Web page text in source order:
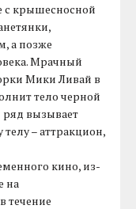
с крышесносной
а позже
Мрачный
Мики Ливай в
тело черной
вызывает
– аттракцион,
кино, из-
на
течение